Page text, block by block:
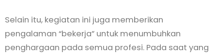
Selain itu, kegiatan ini juga memberikan
pengalaman “bekerja” untuk menumbuhkan
penghargaan pada semua profesi. Pada saat yang